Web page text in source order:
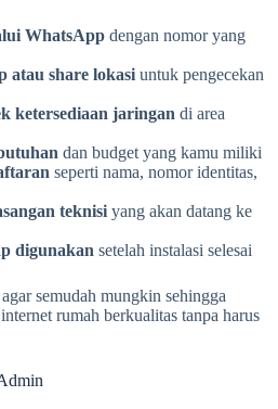
WhatsApp dengan nomor yang
atau share lokasi untuk pengecekan
ketersediaan jaringan di area
dan budget yang kamu miliki
seperti nama, nomor identitas,
teknisi yang akan datang ke
digunakan setelah instalasi selesai
semudah mungkin sehingga
rumah berkualitas tanpa harus